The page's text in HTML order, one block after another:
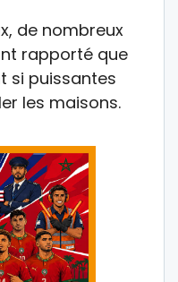
de nombreux
rapporté que
si puissantes
les maisons.